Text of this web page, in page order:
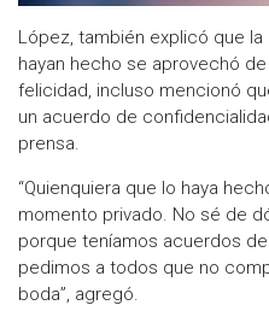
López, también explicó que
hayan hecho se aprovechó
felicidad, incluso mencionó
un acuerdo de
prensa.
“Quienquiera que lo haya
momento privado. No sé de
porque teníamos acuerdos
pedimos a todos que no
boda”, agregó.